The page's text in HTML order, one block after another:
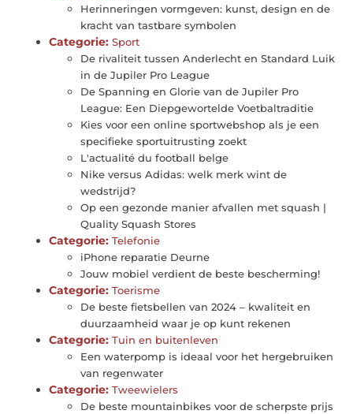
Herinneringen vormgeven: kunst, design en de
kracht van tastbare symbolen
Categorie: Sport
De rivaliteit tussen Anderlecht en Standard Luik
in de Jupiler Pro League
De Spanning en Glorie van de Jupiler Pro
League: Een Diepgewortelde Voetbaltraditie
Kies voor een online sportwebshop als je een
specifieke sportuitrusting zoekt
L'actualité du football belge
Nike versus Adidas: welk merk wint de
wedstrijd?
Op een gezonde manier afvallen met squash |
Quality Squash Stores
Categorie: Telefonie
iPhone reparatie Deurne
Jouw mobiel verdient de beste bescherming!
Categorie: Toerisme
De beste fietsbellen van 2024 – kwaliteit en
duurzaamheid waar je op kunt rekenen
Categorie: Tuin en buitenleven
Een waterpomp is ideaal voor het hergebruiken
van regenwater
Categorie: Tweewielers
De beste mountainbikes voor de scherpste prijs